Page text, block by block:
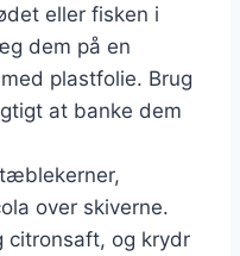
eller fisken i
dem på en
plastfolie. Brug
at banke dem
over skiverne.
citronsaft, og krydr